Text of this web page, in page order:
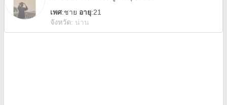
เพศ:ชาย อายุ:21
จังหวัด: น่าน